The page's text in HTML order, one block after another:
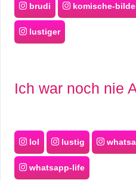
brudi komische-
lustiger
Ich war noch nie
lol lustig
whatsapp-life